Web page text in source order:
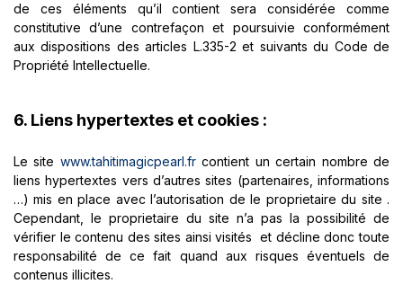
de ces éléments qu’il contient sera considérée comme
constitutive d’une contrefaçon et poursuivie conformément
aux dispositions des articles L.335-2 et suivants du Code de
Propriété Intellectuelle.
6. Liens hypertextes et cookies :
Le site www.tahitimagicpearl.frcontient un certain nombre de
liens hypertextes vers d’autres sites (partenaires, informations
…) mis en place avec l’autorisation de le proprietaire du site .
Cependant, le proprietaire du site n’a pas la possibilité de
vérifier le contenu des sites ainsi visités et décline donc toute
responsabilité de ce fait quand aux risques éventuels de
contenus illicites.